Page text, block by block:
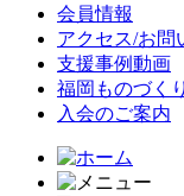
会員情報
アクセス/お問
支援事例動画
福岡ものづく
入会のご案内